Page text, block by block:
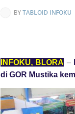
BYTABLOID INFOKU
INFOKU, BLORA –
di GOR Mustika